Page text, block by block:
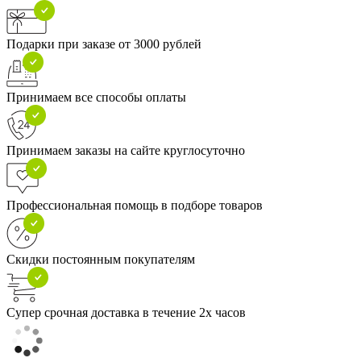
Подарки при заказе от 3000 рублей
Принимаем все способы оплаты
Принимаем заказы на сайте круглосуточно
Профессиональная помощь в подборе товаров
Скидки постоянным покупателям
Супер срочная доставка в течение 2х часов